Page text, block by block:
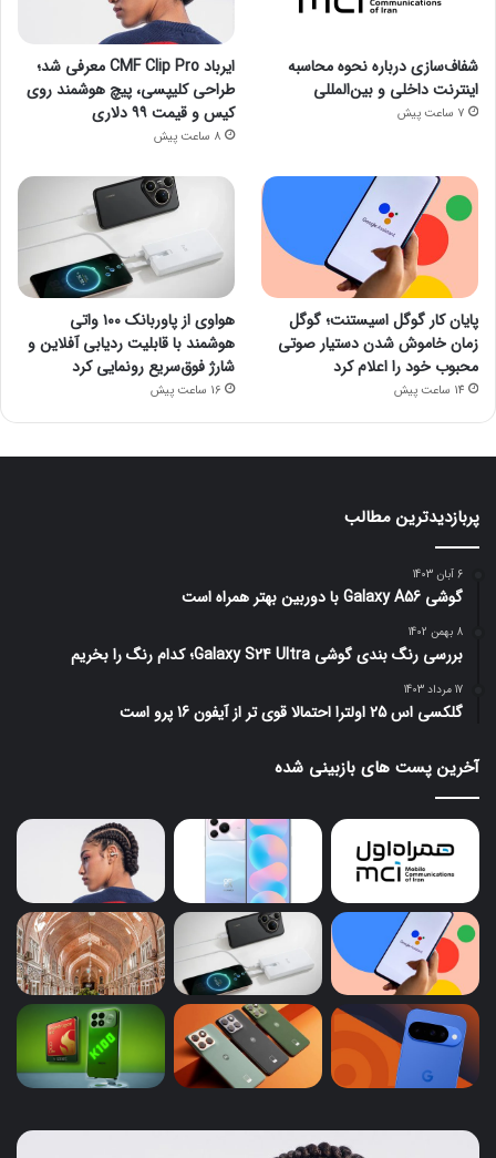
شفاف‌سازی درباره نحوه محاسبه
اینترنت داخلی و بین‌المللی
7 ساعت پیش
ایرباد CMF Clip Pro معرفی شد؛
طراحی کلیپسی، پیچ هوشمند روی
کیس و قیمت ۹۹ دلاری
8 ساعت پیش
پایان کار گوگل اسیستنت؛ گوگل
زمان خاموش شدن دستیار صوتی
محبوب خود را اعلام کرد
14 ساعت پیش
هواوی از پاوربانک ۱۰۰ واتی
هوشمند با قابلیت ردیابی آفلاین و
شارژ فوق‌سریع رونمایی کرد
16 ساعت پیش
پربازدیدترین مطالب
6 آبان 1403
گوشی Galaxy A56 با دوربین بهتر همراه است
8 بهمن 1402
بررسی رنگ بندی گوشی Galaxy S24 Ultra؛ کدام رنگ را بخریم
17 مرداد 1403
گلکسی اس 25 اولترا احتمالا قوی تر از آیفون 16 پرو است
آخرین پست های بازبینی شده
ایرباد